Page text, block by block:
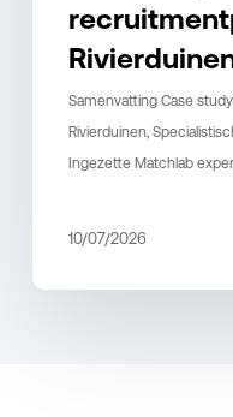
Samenvatting Case
Rivierduinen,
Ingezette Matchlab
10/07/2026